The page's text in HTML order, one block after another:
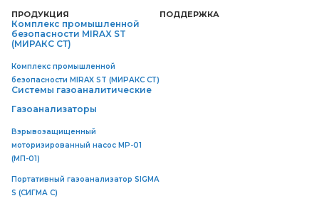
ПРОДУКЦИЯ
Комплекс промышленной
безопасности MIRAX ST
(МИРАКС СТ)
Комплекс промышленной
безопасности MIRAX ST (МИРАКС СТ)
Системы газоаналитические
Газоанализаторы
Взрывозащищенный
моторизированный насос MP-01
(МП-01)
Портативный газоанализатор SIGMA
S (СИГМА C)
ПОДДЕРЖКА